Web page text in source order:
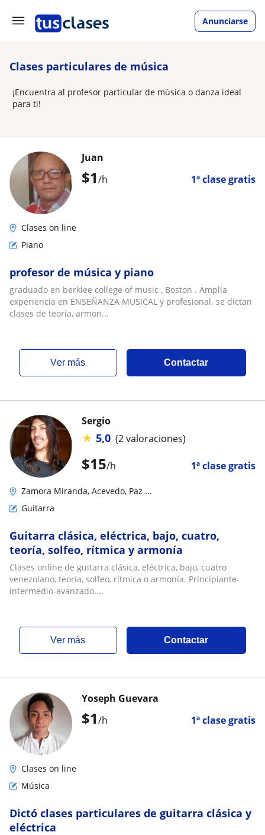
Anunciarse
Clases particulares de música
¡Encuentra al profesor particular de música o danza ideal
para ti!
$1/h 1ª clase gratis
Juan
Clases on line
Piano
profesor de música y piano
graduado en berklee college of music , Boston . Amplia
experiencia en ENSEÑANZA MUSICAL y profesional. se dictan
clases de teoría, armon...
ver más Contactar
$15/h 1ª clase gratis
Sergio
★ 5,0 (2 valoraciones)
Zamora Miranda, Acevedo, Paz ...
Guitarra
Guitarra clásica, eléctrica, bajo, cuatro,
teoría, solfeo, rítmica y armonía
Clases online de guitarra clásica, eléctrica, bajo, cuatro
venezolano, teoría, solfeo, rítmica o armonía. Principiante-
intermedio-avanzado....
ver más Contactar
$1/h 1ª clase gratis
Yoseph Guevara
Clases on line
Música
Dictó clases particulares de guitarra clásica y
eléctrica